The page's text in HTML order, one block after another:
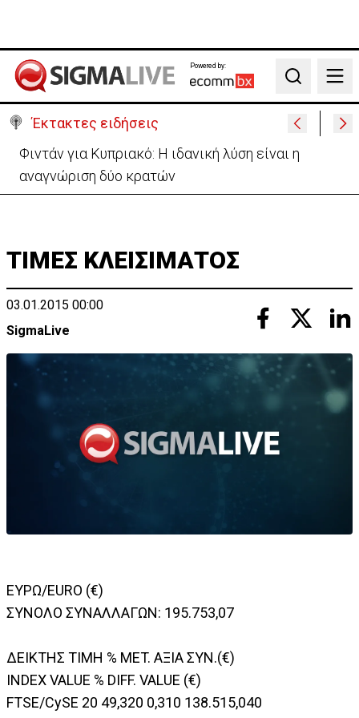
Powered by:
Search
Έκτακτες ειδήσεις
Μεγάλο πακέτο όπλων από Τουρκία προς Ουκρανία
-Κίνηση με μήνυμα προς Μόσχα;
ΤΙΜΕΣ ΚΛΕΙΣΙΜΑΤΟΣ
03.01.2015 00:00
SigmaLive
ΕΥΡΩ/EURO (€)
ΣΥΝΟΛΟ ΣΥΝΑΛΛΑΓΩΝ: 195.753,07
ΔΕΙΚΤΗΣ TIMH % MET. ΑΞΙΑ ΣΥΝ.(€)
INDEX VALUE % DIFF. VALUE (€)
FTSE/CySE 20 49,320 0,310 138.515,040